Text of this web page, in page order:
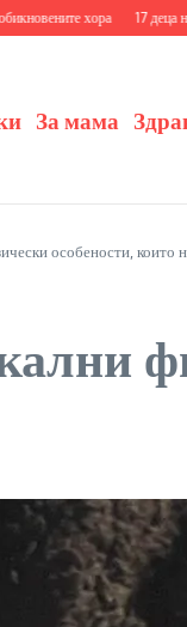
хора 17 деца на
За мама
особености, които